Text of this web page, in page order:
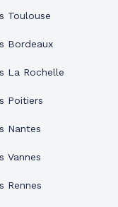
Toulouse
Bordeaux
La Rochelle
Poitiers
Nantes
Vannes
Rennes